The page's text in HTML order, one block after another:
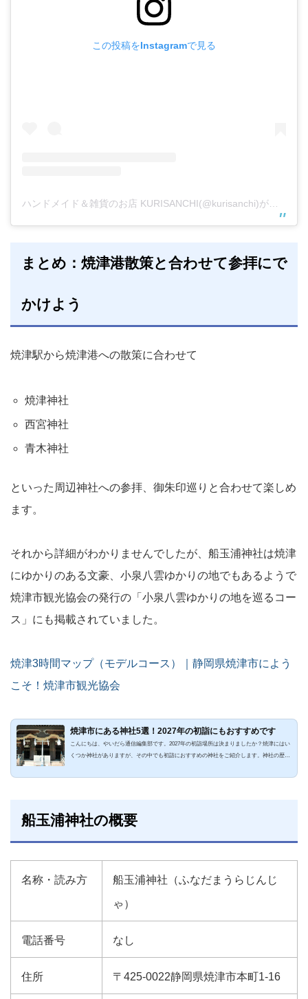
この投稿をInstagramで見る
まとめ：焼津港散策と合わせて参拝にで
かけよう
焼津駅から焼津港への散策に合わせて
焼津神社
西宮神社
青木神社
といった周辺神社への参拝、御朱印巡りと合わせて楽しめ
ます。
それから詳細がわかりませんでしたが、船玉浦神社は焼津
にゆかりのある文豪、小泉八雲ゆかりの地でもあるようで
焼津市観光協会の発行の「小泉八雲ゆかりの地を巡るコー
ス」にも掲載されていました。
焼津3時間マップ（モデルコース）｜静岡県焼津市によう
こそ！焼津市観光協会
焼津市にある神社5選！2027年の初詣にもおすすめです
こんにちは、やいだら通信編集部です。2027年の初詣場所は決まりましたか？焼津にはい
くつか神社がありますが、その中でも初詣におすすめの神社をご紹介します。神社の歴史
詣をするのかまずなぜ初詣するのかについてご説明します。初詣とは、新年になって初め
新しい一年が健康...
船玉浦神社の概要
名称・読み方 船玉浦神社（ふなだまうらじんじ
ゃ）
電話番号 なし
住所 〒425-0022静岡県焼津市本町1-16